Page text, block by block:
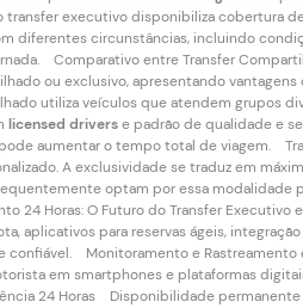
executivo disponibiliza cobertura
diferentes circunstâncias, incluindo
Comparativo entre Transfer
ou exclusivo, apresentando
utiliza veículos que atendem grupos
licensed driverse padrão de qualidade e
aumentar o tempo total de viagem.
A exclusividade se traduz em
optam por essa modalidade
24 Horas: O Futuro do Transfer
aplicativos para reservas ágeis,
confiável. Monitoramento e
em smartphones e plataformas
24 Horas Disponibilidade